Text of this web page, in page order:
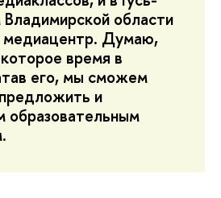
области
медиацентр. Думаю,
время в
его, мы сможем
и
образовательным